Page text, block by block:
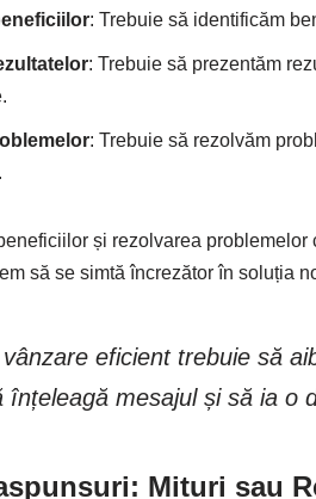
: Trebuie să identificăm
: Trebuie să prezentăm
: Trebuie să rezolvăm
și rezolvarea
să se simtă încrezător în soluția
eficient trebuie să
înțeleagă mesajul și să ia o
Mituri sau